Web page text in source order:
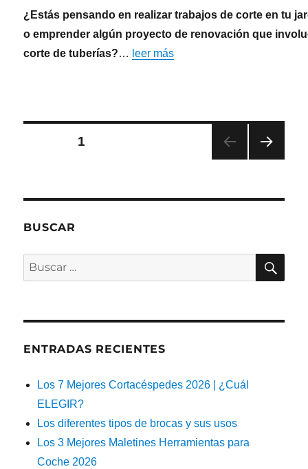
¿Estás pensando en realizar trabajos de corte en tu
o emprender algún proyecto de renovación que
corte de tuberías?… leer más
Paginación
entradas
PÁGINA1
BUSCAR
Buscar
por:
ENTRADAS RECIENTES
Los 7 Mejores Cortacéspedes 2026 | ¿Cuál
ELEGIR?
Los diferentes tipos de brocas y sus usos
Los 3 Mejores Maletines Herramientas para
Coche 2026